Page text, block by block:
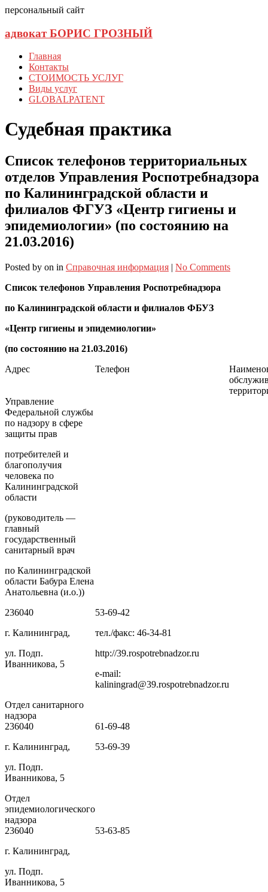
персональный сайт
адвокат БОРИС ГРОЗНЫЙ
Главная
Контакты
СТОИМОСТЬ УСЛУГ
Виды услуг
GLOBALPATENT
Судебная практика
Список телефонов территориальных
отделов Управления Роспотребнадзора
по Калининградской области и
филиалов ФГУЗ «Центр гигиены и
эпидемиологии» (по состоянию на
21.03.2016)
Posted by on in Справочная информация | No Comments
Список телефонов Управления Роспотребнадзора
по Калининградской области и филиалов ФБУЗ
«Центр гигиены и эпидемиологии»
(по состоянию на 21.03.2016)
Адрес
Телефон
Управление
Федеральной службы
по надзору в сфере
защиты прав
потребителей и
благополучия
человека по
Калининградской
области
(руководитель —
главный
государственный
санитарный врач
по Калининградской
области Бабура Елена
Анатольевна (и.о.))
236040
г. Калининград,
ул. Подп.
Иванникова, 5
53-69-42
тел./факс: 46-34-81
http://39.rospotrebnadzor.ru
e-mail:
kaliningrad@39.rospotrebnadzor.ru
Отдел санитарного
надзора
236040
г. Калининград,
ул. Подп.
Иванникова, 5
61-69-48
53-69-39
Отдел
эпидемиологического
надзора
236040
г. Калининград,
ул. Подп.
Иванникова, 5
53-63-85